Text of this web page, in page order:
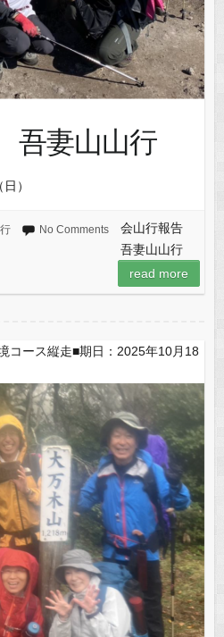
妻山山行
）
No Comments
会山行報告
吾妻山山行
read more
ース縦走■期日：2025年10月18